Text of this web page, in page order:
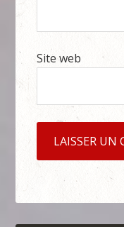
Site web